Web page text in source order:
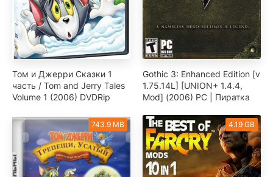
Том и Джерри Сказки 1
часть / Tom and Jerry Tales
Volume 1 (2006) DVDRip
Gothic 3: Enhanced Edition [v
1.75.14L] [UNION+ 1.4.4,
Mod] (2006) PC | Пиратка
743.9 MB 4.19 GB